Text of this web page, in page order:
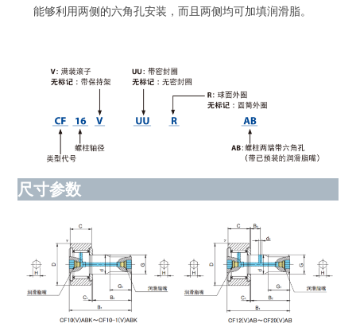
能够利用两侧的六角孔安装，而且两侧均可加填润滑脂。
尺寸参数